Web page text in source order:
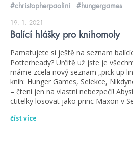
#christopherpaolini #hungergames
19. 1. 2021
Balící hlášky pro knihomoly
Pamatujete si ještě na seznam
Potterheady? Určitě už jste je
máme zcela nový seznam „pick up
knih: Hunger Games, Selekce,
– čtení jen na vlastní nebezpečí!
ctitelky losovat jako princ Maxon v
číst více